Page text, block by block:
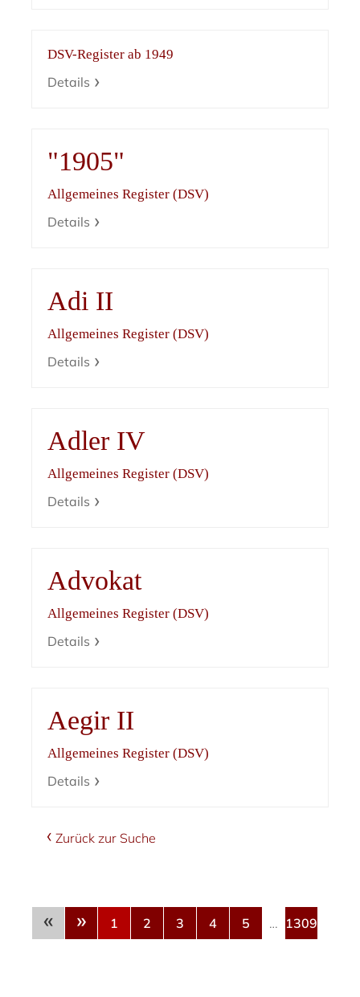
DSV-Register ab 1949
Details
"1905"
Allgemeines Register (DSV)
Details
Adi II
Allgemeines Register (DSV)
Details
Adler IV
Allgemeines Register (DSV)
Details
Advokat
Allgemeines Register (DSV)
Details
Aegir II
Allgemeines Register (DSV)
Details
Zurück zur Suche
« » 1 2 3 4 5 … 1309